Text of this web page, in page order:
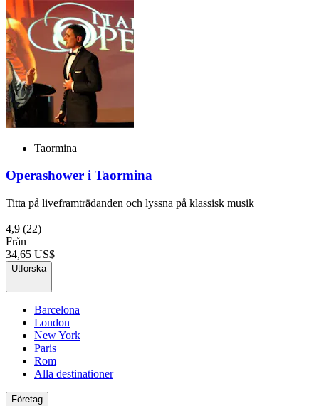
Taormina
Operashower i Taormina
Titta på liveframträdanden och lyssna på klassisk musik
4,9 (22)
Från
34,65 US$
Utforska
Barcelona
London
New York
Paris
Rom
Alla destinationer
Företag